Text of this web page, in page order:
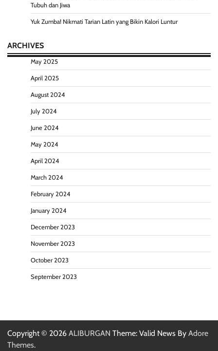
Tubuh dan Jiwa
Yuk Zumba! Nikmati Tarian Latin yang Bikin Kalori Luntur
ARCHIVES
May 2025
April 2025
August 2024
July 2024
June 2024
May 2024
April 2024
March 2024
February 2024
January 2024
December 2023
November 2023
October 2023
September 2023
Copyright © 2026 ALIBURGAN Theme: Valid News By Adore
Themes.